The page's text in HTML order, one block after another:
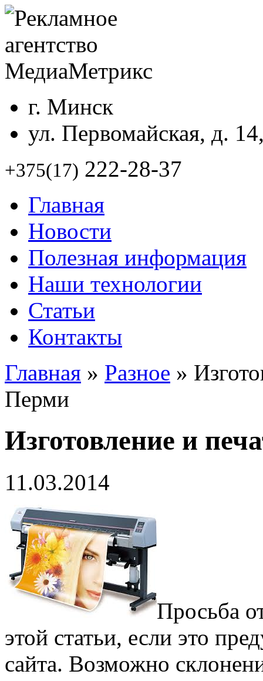
г. Минск
ул. Первомайская, д.
+375(17) 222-28-37
Главная
Новости
Полезная информация
Наши технологии
Статьи
Контакты
Главная » Разное »
Перми
Изготовление и
11.03.2014
Просьба
этой статьи, если это
сайта. Возможно